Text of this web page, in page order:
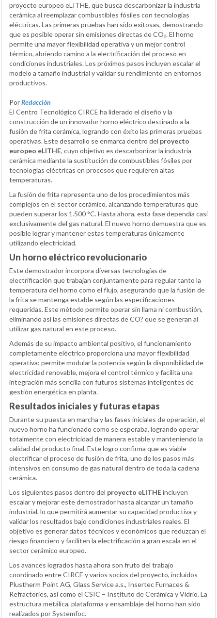
proyecto europeo eLITHE, que busca descarbonizar la industria
cerámica al reemplazar combustibles fósiles con tecnologías
eléctricas. Las primeras pruebas han sido exitosas, demostrando
que es posible operar sin emisiones directas de CO₂. El horno
permite una mayor flexibilidad operativa y un mejor control
térmico, abriendo camino a la electrificación del proceso en
condiciones industriales. Los próximos pasos incluyen escalar el
modelo a tamaño industrial y validar su rendimiento en entornos
productivos.
PorRedacción
El Centro Tecnológico CIRCE ha liderado el diseño y la
construcción de un innovador horno eléctrico destinado a la
fusión de frita cerámica, logrando con éxito las primeras pruebas
operativas. Este desarrollo se enmarca dentro del proyecto
europeo eLITHE, cuyo objetivo es descarbonizar la industria
cerámica mediante la sustitución de combustibles fósiles por
tecnologías eléctricas en procesos que requieren altas
temperaturas.
La fusión de frita representa uno de los procedimientos más
complejos en el sector cerámico, alcanzando temperaturas que
pueden superar los 1.500 °C. Hasta ahora, esta fase dependía casi
exclusivamente del gas natural. El nuevo horno demuestra que es
posible lograr y mantener estas temperaturas únicamente
utilizando electricidad.
Un horno eléctrico revolucionario
Este demostrador incorpora diversas tecnologías de
electrificación que trabajan conjuntamente para regular tanto la
temperatura del horno como el flujo, asegurando que la fusión de
la frita se mantenga estable según las especificaciones
requeridas. Este método permite operar sin llama ni combustión,
eliminando así las emisiones directas de CO? que se generan al
utilizar gas natural en este proceso.
Además de su impacto ambiental positivo, el funcionamiento
completamente eléctrico proporciona una mayor flexibilidad
operativa: permite modular la potencia según la disponibilidad de
electricidad renovable, mejora el control térmico y facilita una
integración más sencilla con futuros sistemas inteligentes de
gestión energética en planta.
Resultados iniciales y futuras etapas
Durante su puesta en marcha y las fases iniciales de operación, el
nuevo horno ha funcionado como se esperaba, logrando operar
totalmente con electricidad de manera estable y manteniendo la
calidad del producto final. Este logro confirma que es viable
electrificar el proceso de fusión de frita, uno de los pasos más
intensivos en consumo de gas natural dentro de toda la cadena
cerámica.
Los siguientes pasos dentro del proyecto eLITHEincluyen
escalar y mejorar este demostrador hasta alcanzar un tamaño
industrial, lo que permitirá aumentar su capacidad productiva y
validar los resultados bajo condiciones industriales reales. El
objetivo es generar datos técnicos y económicos que reduzcan el
riesgo financiero y faciliten la electrificación a gran escala en el
sector cerámico europeo.
Los avances logrados hasta ahora son fruto del trabajo
coordinado entre CIRCE y varios socios del proyecto, incluidos
Plustherm Point AG, Glass Service a.s., Insertec Furnaces &
Refractories, así como el CSIC – Instituto de Cerámica y Vidrio. La
estructura metálica, plataforma y ensamblaje del horno han sido
realizados por Systemfoc.